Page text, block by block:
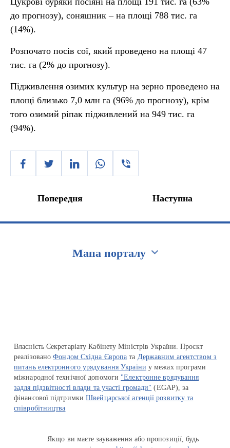
до прогнозу), соняшник – на площі 788 тис. га
(14%).
Розпочато посів сої, який проведено на площі 47
тис. га (2% до прогнозу).
Підживлення озимих культур на зерно проведено на
площі близько 7,0 млн га (96% до прогнозу), крім
того озимий ріпак підживлений на 949 тис. га
(94%).
Попередня Наступна
Мапа порталу
Власність Секретаріату Кабінету Міністрів України. Проєкт
реалізованоФондом Східна Європа та Державним агентством з
питань електронного урядування України у межах програми
міжнародної технічної допомоги "Електронне врядування
задля підзвітності влади та участі громади" (EGAP), за
фінансової підтримкиШвейцарської агенції розвитку та
співробітництва
Якщо ви маєте зауваження або пропозиції, будь